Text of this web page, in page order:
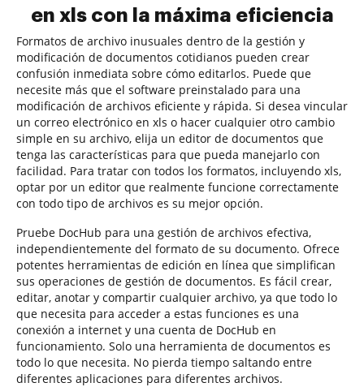
en xls con la máxima eficiencia
Formatos de archivo inusuales dentro de la gestión y
modificación de documentos cotidianos pueden crear
confusión inmediata sobre cómo editarlos. Puede que
necesite más que el software preinstalado para una
modificación de archivos eficiente y rápida. Si desea vincular
un correo electrónico en xls o hacer cualquier otro cambio
simple en su archivo, elija un editor de documentos que
tenga las características para que pueda manejarlo con
facilidad. Para tratar con todos los formatos, incluyendo xls,
optar por un editor que realmente funcione correctamente
con todo tipo de archivos es su mejor opción.
Pruebe DocHub para una gestión de archivos efectiva,
independientemente del formato de su documento. Ofrece
potentes herramientas de edición en línea que simplifican
sus operaciones de gestión de documentos. Es fácil crear,
editar, anotar y compartir cualquier archivo, ya que todo lo
que necesita para acceder a estas funciones es una
conexión a internet y una cuenta de DocHub en
funcionamiento. Solo una herramienta de documentos es
todo lo que necesita. No pierda tiempo saltando entre
diferentes aplicaciones para diferentes archivos.